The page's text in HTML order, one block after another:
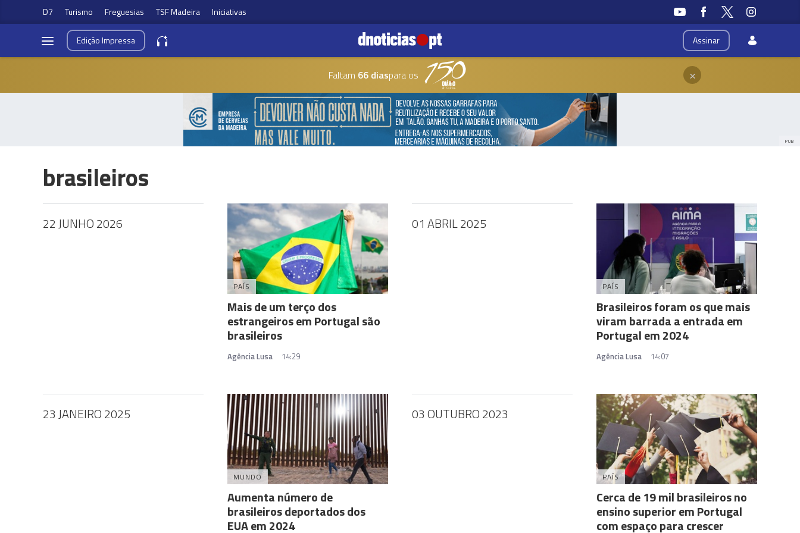
D7 Turismo Freguesias TSF Madeira Iniciativas
Assinar
EdiçãoImpressa
Faltam 66 diaspara os ×
PUB
brasileiros
22 JUNHO 2026
PAÍS
Mais de um terço dos
estrangeiros em Portugal são
brasileiros
Agência Lusa 14:29
01 ABRIL 2025
PAÍS
Brasileiros foram os que mais
viram barrada a entrada em
Portugal em 2024
Agência Lusa 14:07
23 JANEIRO 2025
MUNDO
Aumenta número de
brasileiros deportados dos
EUA em 2024
03 OUTUBRO 2023
PAÍS
Cerca de 19 mil brasileiros no
ensino superior em Portugal
com espaço para crescer